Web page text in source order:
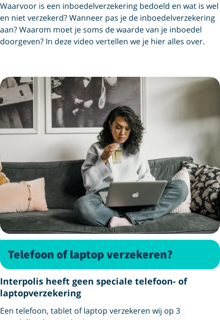
Waarvoor is een inboedelverzekering bedoeld en wat is wel
en niet verzekerd? Wanneer pas je de inboedelverzekering
aan? Waarom moet je soms de waarde van je inboedel
doorgeven? In deze video vertellen we je hier alles over.
Telefoon of laptop verzekeren?
Interpolis heeft geen speciale telefoon- of
laptopverzekering
Een telefoon, tablet of laptop verzekeren wij op 3